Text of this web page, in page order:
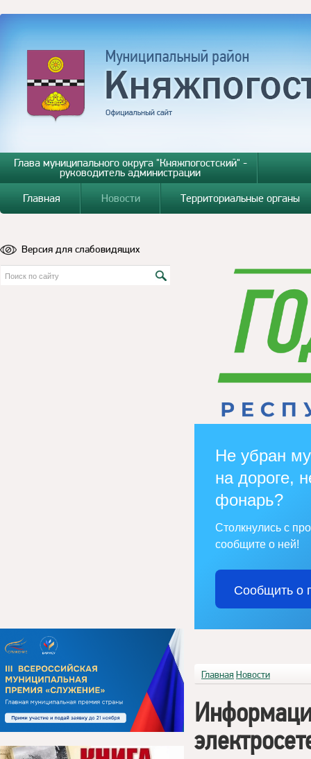
Глава муниципального округа "Княжпогостский" -
руководитель администрации
Главная
Новости Территориальные органы
Версия для слабовидящих
Не убран
на дороге,
фонарь?
Столкнулись с
сообщите о ней!
Сообщить о
Главная Новости